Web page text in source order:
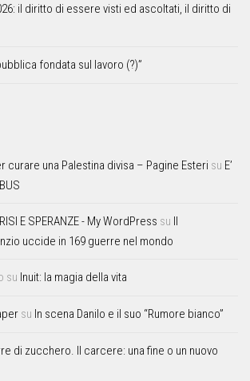
il diritto di essere visti ed ascoltati, il diritto di
fondata sul lavoro (?)”
curare una Palestina divisa – Pagine Esteri su E’
E SPERANZE - My WordPress su Il
uccide in 169 guerre nel mondo
su Inuit: la magia della vita
su In scena Danilo e il suo “Rumore bianco”
di zucchero. Il carcere: una fine o un nuovo